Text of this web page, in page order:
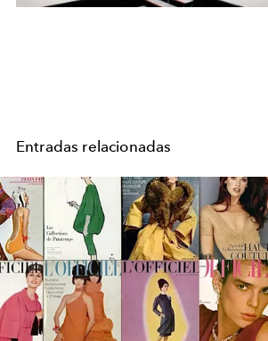
Entradas relacionadas